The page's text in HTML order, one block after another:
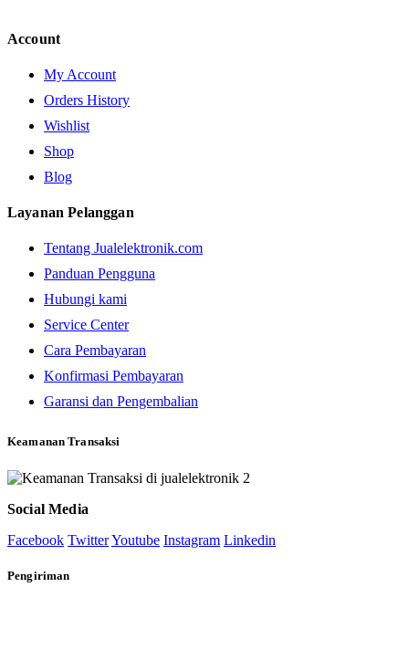
Account
My Account
Orders History
Wishlist
Shop
Blog
Layanan Pelanggan
Tentang Jualelektronik.com
Panduan Pengguna
Hubungi kami
Service Center
Cara Pembayaran
Konfirmasi Pembayaran
Garansi dan Pengembalian
Keamanan Transaksi
Social Media
Facebook TwitterYoutube Instagram Linkedin
Pengiriman